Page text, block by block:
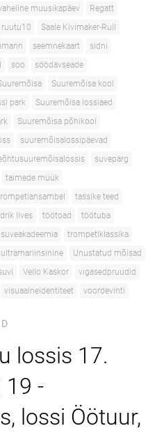
muusikapäev
Regatt
ruutu10
Saale Kivimaker-Rull
seemnekaart
sidni
soo
söödavseade
Suuremõisa kool
park
Suuremõisa lossiaed
Suuremõisa põhikool
suuremõisalossipäevad
suvepärg
taimede müük
tassike teed
Ilves töötoad
töötuba
trompetiklassika
ultramariinsinine
Unustatud mõisad
Vello Kaskor
vigasedpruudid
visuaalneidentiteet voordevinti
lossis 17.
19 -
lossi Öötuur,